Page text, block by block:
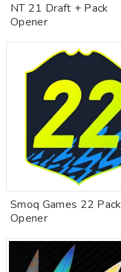
NT 21 Draft + Pack
Opener
Smoq Games 22 Pack
Opener